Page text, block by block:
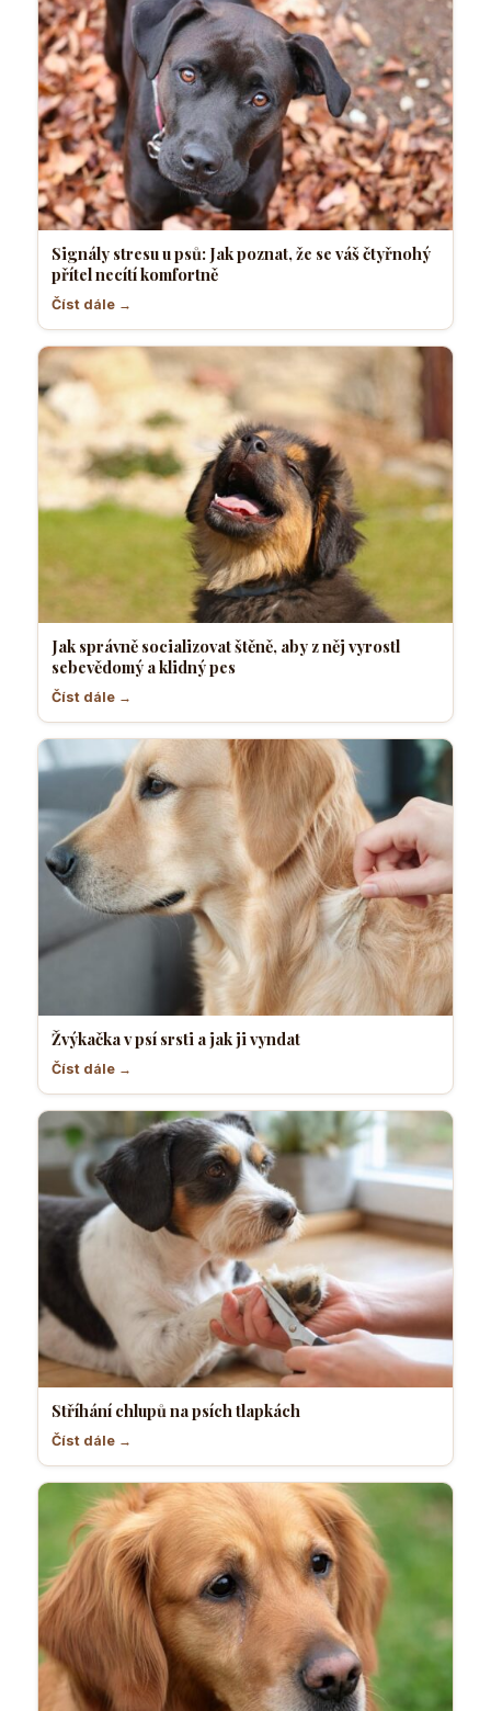
Signály stresu u psů: Jak poznat, že se váš čtyřnohý
přítel necítí komfortně
Číst dále →
Jak správně socializovat štěně, aby z něj vyrostl
sebevědomý a klidný pes
Číst dále →
Žvýkačka v psí srsti a jak ji vyndat
Číst dále →
Stříhání chlupů na psích tlapkách
Číst dále →